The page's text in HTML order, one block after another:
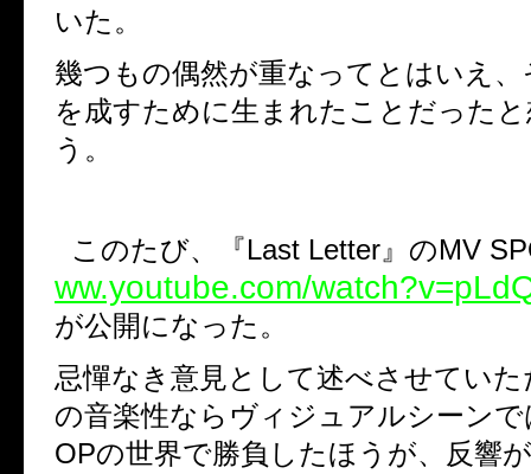
いた。
幾つもの偶然が重なってとはいえ
を成すために生まれたことだった
う。
このたび、『Last Letter 』のMV
ww.youtube.com/
が公開になった。
忌憚なき意見として述べさせてい
の音楽性ならヴィジュアルシーン
OPの世界で勝負したほうが、反響